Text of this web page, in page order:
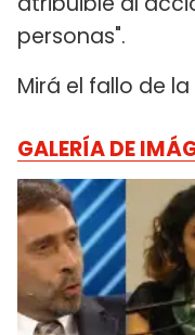
personas".
Mirá el fallo de
GALERÍA DE